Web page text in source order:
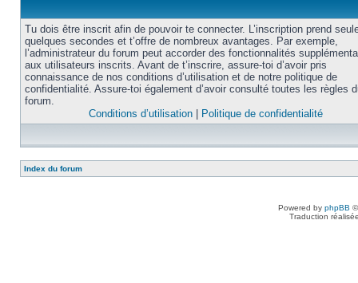
Tu dois être inscrit afin de pouvoir te connecter. L’inscription prend
quelques secondes et t’offre de nombreux avantages. Par exemple,
l’administrateur du forum peut accorder des fonctionnalités
aux utilisateurs inscrits. Avant de t’inscrire, assure-toi d’avoir pris
connaissance de nos conditions d’utilisation et de notre politique de
confidentialité. Assure-toi également d’avoir consulté toutes les règles
forum.
Conditions d’utilisation
Politique de confidentialité
Index du forum
Powered by phpBB
Traduction